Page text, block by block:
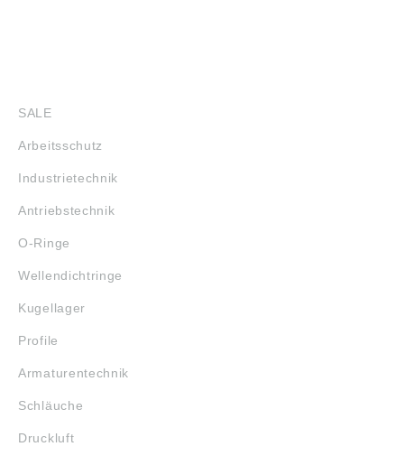
SALE
Arbeitsschutz
Industrietechnik
Antriebstechnik
O-Ringe
Wellendichtringe
Kugellager
Profile
Armaturentechnik
Schläuche
Druckluft